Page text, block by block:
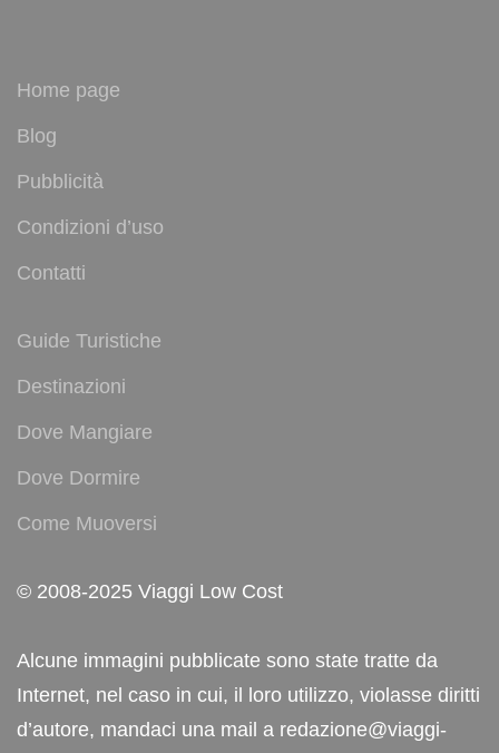
Home page
Blog
Pubblicità
Condizioni d’uso
Contatti
Guide Turistiche
Destinazioni
Dove Mangiare
Dove Dormire
Come Muoversi
© 2008-2025 Viaggi Low Cost
Alcune immagini pubblicate sono state tratte da
Internet, nel caso in cui, il loro utilizzo, violasse diritti
d’autore, mandaci una mail a redazione@viaggi-